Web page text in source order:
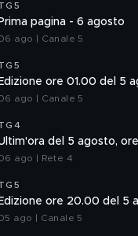
Prima pagina - 6 agosto
ago | Canale 5
Edizione ore 01.00 del 5
ago | Canale 5
del 5 agosto,
ago | Rete 4
Edizione ore 20.00 del 5
ago | Canale 5